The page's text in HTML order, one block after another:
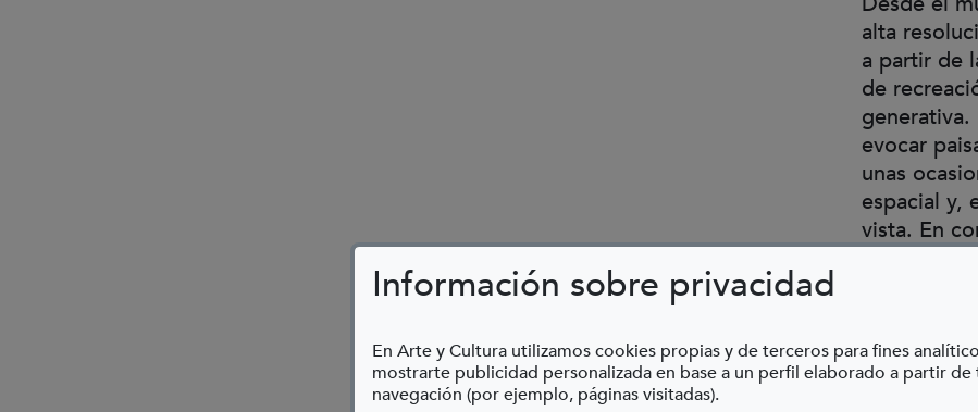
Información sobre privacidad
En Arte y Cultura utilizamos cookies propias y de terceros para fines
mostrarte publicidad personalizada en base a un perfil elaborado a partir
navegación (por ejemplo, páginas visitadas).
alta
a partir de
de
evocar
unas
espacial y,
vista. En
las
Área de
propios y
imágenes